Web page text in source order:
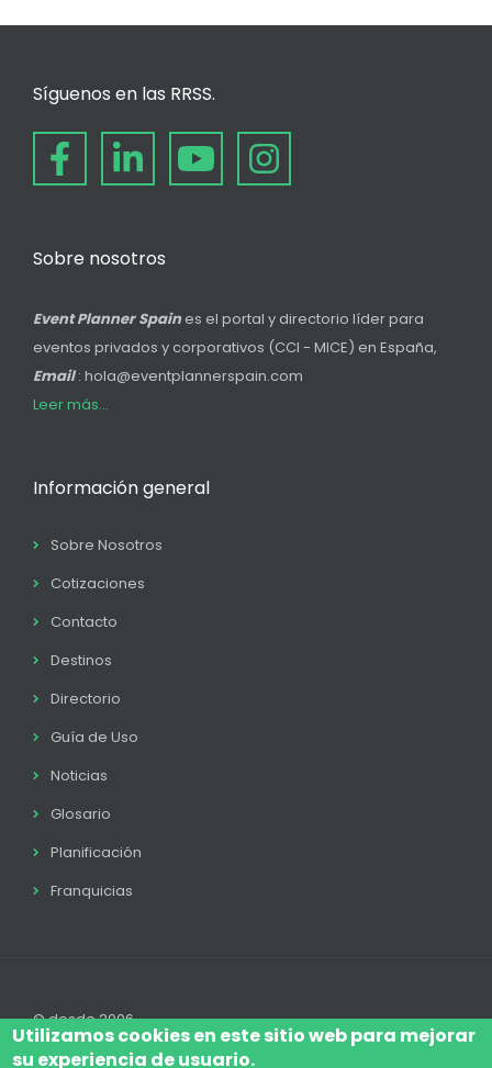
Síguenos en las RRSS.
Sobre nosotros
Event Planner Spain es el portal y directorio líder para
eventos privados y corporativos (CCI - MICE) en España,
Email: hola@eventplannerspain.com
Leer más...
Información general
Sobre Nosotros
Cotizaciones
Contacto
Destinos
Directorio
Guía de Uso
Noticias
Glosario
Planificación
Franquicias
© desde 2006
Utilizamos cookies en este sitio web para mejorar
su experiencia de usuario.